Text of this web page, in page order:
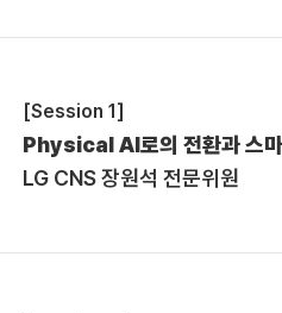
[Session 1]
Physical AI로의 전환과 스마
LG CNS 장원석 전문위원